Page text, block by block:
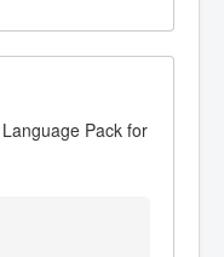
Pack for